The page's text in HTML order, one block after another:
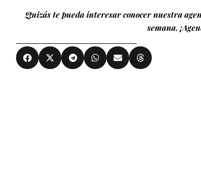
Quizás te pueda interesar conocer nuestra
semana.